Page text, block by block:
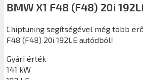
BMW X1 F48 (F48) 20i
Chiptuning segítségével még több
F48 (F48) 20i 192LE autódból!
Gyári érték
141 kW